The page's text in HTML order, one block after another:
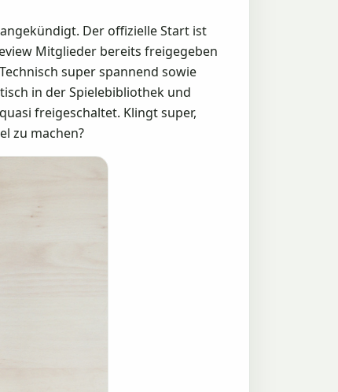
Der offizielle Start ist
Mitglieder bereits freigegeben
super spannend sowie
in der Spielebibliothek und
freigeschaltet. Klingt super,
zu machen?